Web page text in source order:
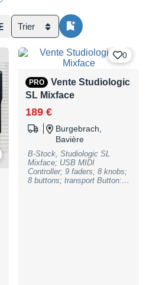
Trier
0
PRO
Vente Studiologic
SL Mixface
189 €
Burgebrach,
Bavière
B-Stock, Studiologic SL
Mixface; USB MIDI
Controller; 9 faders; 8 knobs;
8 buttons; transport Button: